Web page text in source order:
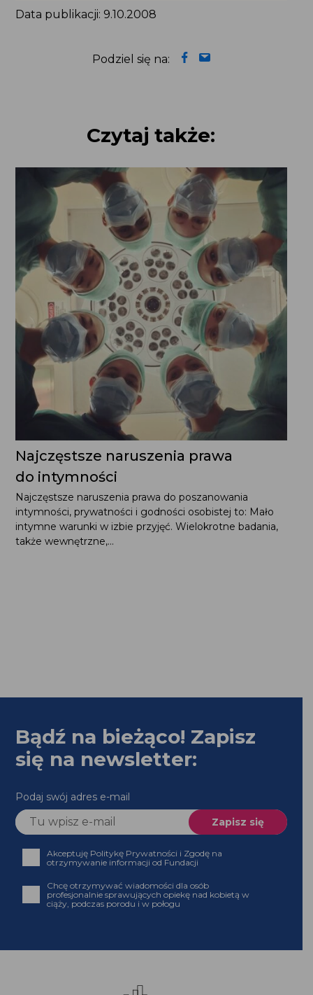
Data publikacji: 9.10.2008
Podziel się na:
Czytaj także:
Najczęstsze naruszenia prawa
do intymności
Najczęstsze naruszenia prawa do poszanowania
intymności, prywatności i godności osobistej to: Mało
intymne warunki w izbie przyjęć. Wielokrotne badania,
także wewnętrzne,...
Bądź na bieżąco! Zapisz
się na newsletter:
Podaj swój adres e-mail
Akceptuję Politykę Prywatności i Zgodę na
otrzymywanie informacji od Fundacji
Chcę otrzymywać wiadomości dla osób
profesjonalnie sprawujących opiekę nad kobietą w
ciąży, podczas porodu i w połogu